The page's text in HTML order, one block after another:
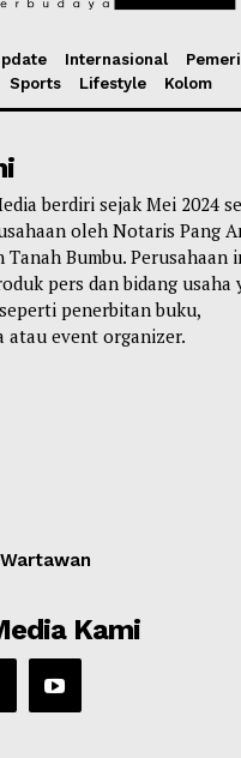
Internasional
Sports Lifestyle Kolom
berdiri sejak Mei 2024
oleh Notaris Pang
Bumbu. Perusahaan
pers dan bidang usaha
penerbitan buku,
atau event organizer.
Kami